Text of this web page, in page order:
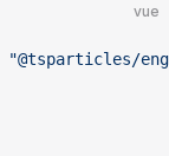
vue
"@tsparticles/